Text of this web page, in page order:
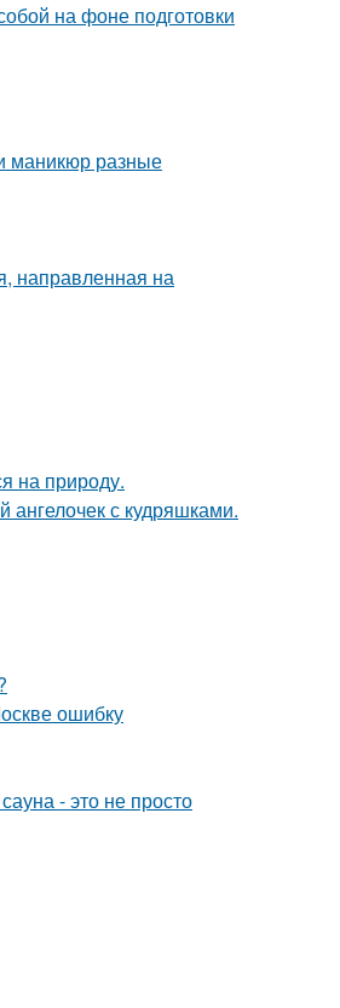
на фоне подготовки
маникюр разные
направленная на
на природу.
ангелочек с кудряшками.
ошибку
- это не просто